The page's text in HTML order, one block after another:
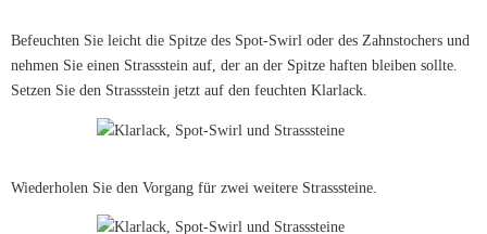
Befeuchten Sie leicht die Spitze des Spot-Swirl oder des Zahnstochers und
nehmen Sie einen Strassstein auf, der an der Spitze haften bleiben sollte.
Setzen Sie den Strassstein jetzt auf den feuchten Klarlack.
Wiederholen Sie den Vorgang für zwei weitere Strasssteine.